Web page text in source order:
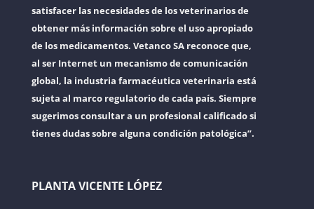
satisfacer las necesidades de los veterinarios de
obtener más información sobre el uso apropiado
de los medicamentos. Vetanco SA reconoce que,
al ser Internet un mecanismo de comunicación
global, la industria farmacéutica veterinaria está
sujeta al marco regulatorio de cada país. Siempre
sugerimos consultar a un profesional calificado si
tienes dudas sobre alguna condición patológica”.
PLANTA VICENTE LÓPEZ